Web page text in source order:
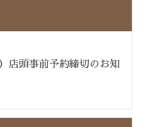
店頭事前予約締切のお知